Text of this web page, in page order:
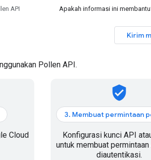
API Apakah informasi ini
Kirim
Pollen API.
Cloud
verified_user
3. Membuat permintaan
Konfigurasi kunci API
untuk membuat
diautentikasi.